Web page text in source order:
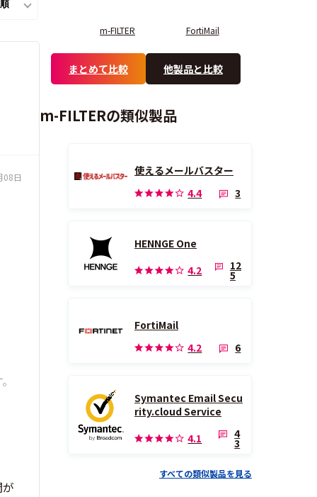
08日
m-FILTER FortiMail
まとめて比較 他製品と比較
m-FILTERの類似製品
使えるメールバスター
4.4
3
HENNGE One
4.2
12
5
FortiMail
4.2
6
Symantec Email Secu
rity.cloud Service
4.1
4
3
すべての類似製品を見る